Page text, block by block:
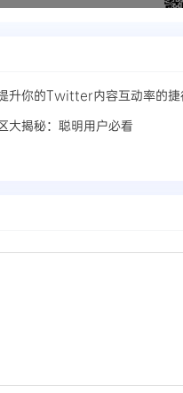
升你的Twitter内容互动率的捷
大揭秘：聪明用户必看